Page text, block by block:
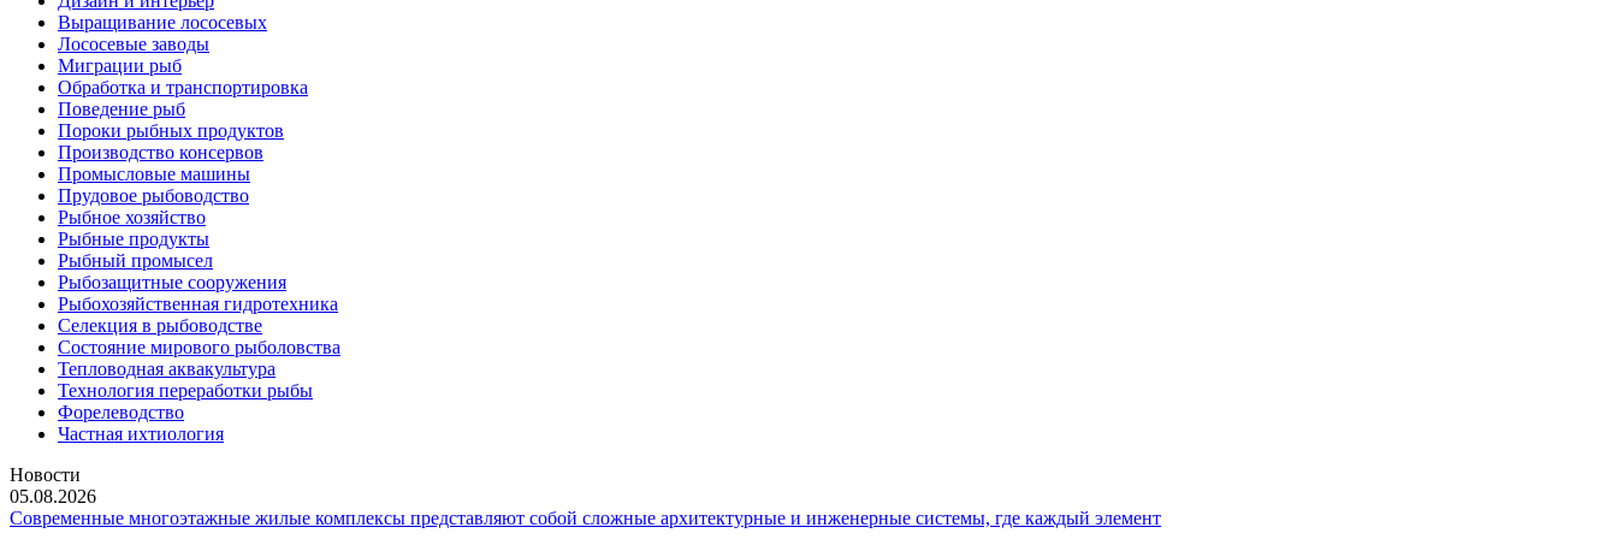
Выращивание лососевых
Лососевые заводы
Миграции рыб
Обработка и транспортировка
Поведение рыб
Пороки рыбных продуктов
Производство консервов
Промысловые машины
Прудовое рыбоводство
Рыбное хозяйство
Рыбные продукты
Рыбный промысел
Рыбозащитные сооружения
Рыбохозяйственная гидротехника
Селекция в рыбоводстве
Состояние мирового рыболовства
Тепловодная аквакультура
Технология переработки рыбы
Форелеводство
Частная ихтиология
Новости
05.08.2026
Современные многоэтажные жилые комплексы представляют собой сложные архитектурные и инженерные системы, где каждый элемент